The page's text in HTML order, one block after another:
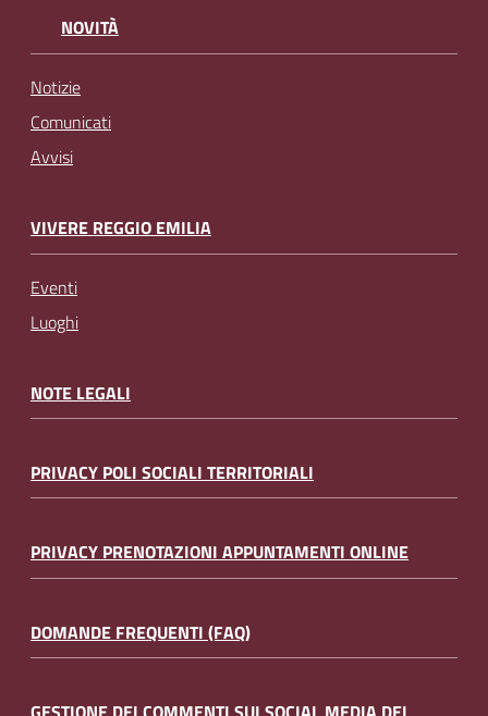
NOVITÀ
Notizie
Comunicati
Avvisi
VIVERE REGGIO EMILIA
Eventi
Luoghi
NOTE LEGALI
PRIVACY POLI SOCIALI TERRITORIALI
PRIVACY PRENOTAZIONI APPUNTAMENTI ONLINE
DOMANDE FREQUENTI (FAQ)